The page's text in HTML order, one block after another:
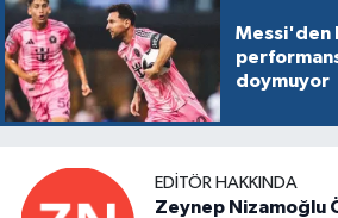
Messi'den
doymuyor
EDITÖR HAKKINDA
Zeynep Nizamoğlu